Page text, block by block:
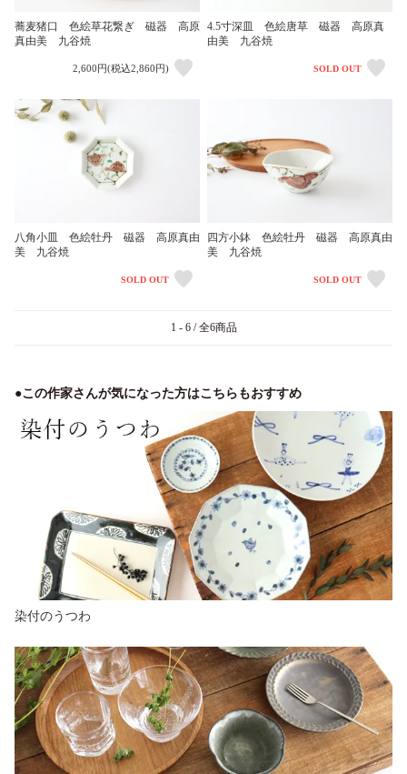
蕎麦猪口 色絵草花繋ぎ 磁器 高原
真由美 九谷焼
2,600円(税込2,860円)
4.5寸深皿 色絵唐草 磁器 高原真
由美 九谷焼
SOLD OUT
八角小皿 色絵牡丹 磁器 高原真由
美 九谷焼
SOLD OUT
四方小鉢 色絵牡丹 磁器 高原真由
美 九谷焼
SOLD OUT
1 - 6 / 全6商品
●この作家さんが気になった方はこちらもおすすめ
染付のうつわ